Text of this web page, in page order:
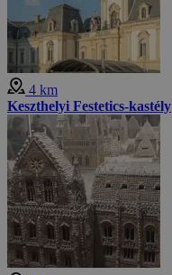
4 km
Keszthelyi Festetics-kastély